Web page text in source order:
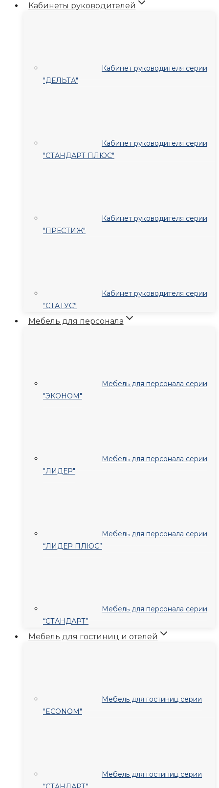
Кабинеты руководителей
Кабинет руководителя серии
"ДЕЛЬТА"
Кабинет руководителя серии
"СТАНДАРТ ПЛЮС"
Кабинет руководителя серии
"ПРЕСТИЖ"
Кабинет руководителя серии
“СТАТУС”
Мебель для персонала
Мебель для персонала серии
"ЭКОНОМ"
Мебель для персонала серии
"ЛИДЕР"
Мебель для персонала серии
“ЛИДЕР ПЛЮС”
Мебель для персонала серии
“СТАНДАРТ”
Мебель для гостиниц и отелей
Мебель для гостиниц серии
"ECONOM"
Мебель для гостиниц серии